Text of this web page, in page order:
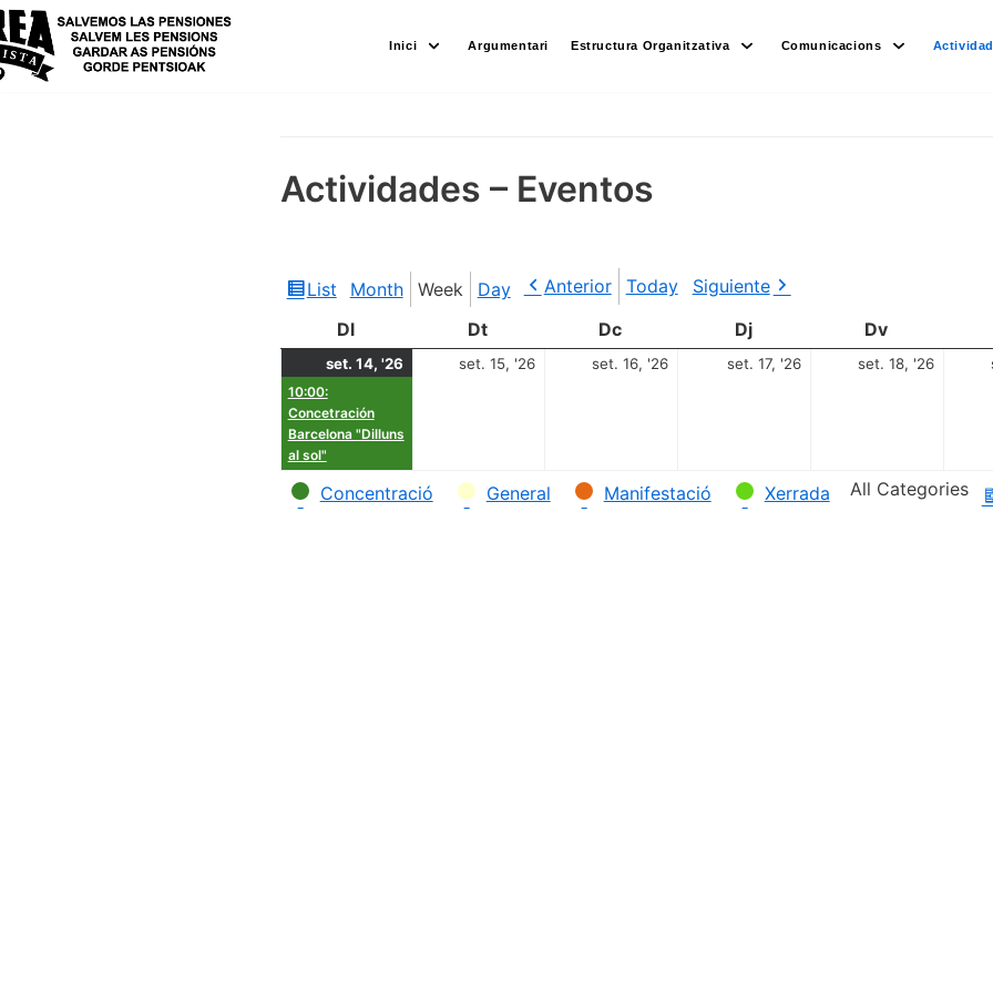
Skip
to
content
Inici Argumentari Estructura Organitzativa Comunicacions
Actividades – Eventos
View
List Month Week Day Anterior Today
Siguiente
Dl
Dt Dc Dj Dv
set. 14, '26
10:00:
Concetración
Barcelona "Dilluns
al sol"
set. 15, '26 set. 16, '26 set. 17, '26 set. 18, '26
Categories
Concentració General Manifestació Xerrada All Categories